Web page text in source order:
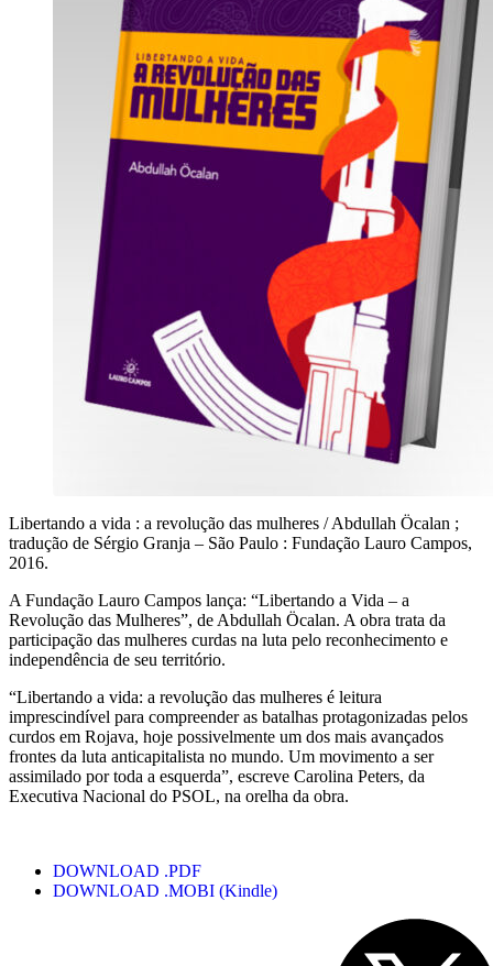
Libertando a vida : a revolução das mulheres / Abdullah Öcalan ;
tradução de Sérgio Granja – São Paulo : Fundação Lauro Campos,
2016.
A Fundação Lauro Campos lança: “Libertando a Vida – a
Revolução das Mulheres”, de Abdullah Öcalan. A obra trata da
participação das mulheres curdas na luta pelo reconhecimento e
independência de seu território.
“Libertando a vida: a revolução das mulheres é leitura
imprescindível para compreender as batalhas protagonizadas pelos
curdos em Rojava, hoje possivelmente um dos mais avançados
frontes da luta anticapitalista no mundo. Um movimento a ser
assimilado por toda a esquerda”, escreve Carolina Peters, da
Executiva Nacional do PSOL, na orelha da obra.
DOWNLOAD .PDF
DOWNLOAD .MOBI (Kindle)